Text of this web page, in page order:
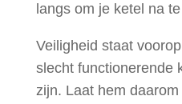
langs om je ketel na
Veiligheid staat
slecht functionerende
zijn. Laat hem